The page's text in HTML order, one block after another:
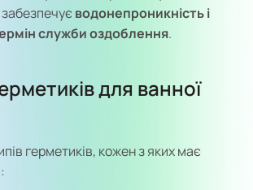
водонепроникність і
служби оздоблення.
для ванної
герметиків, кожен з яких має